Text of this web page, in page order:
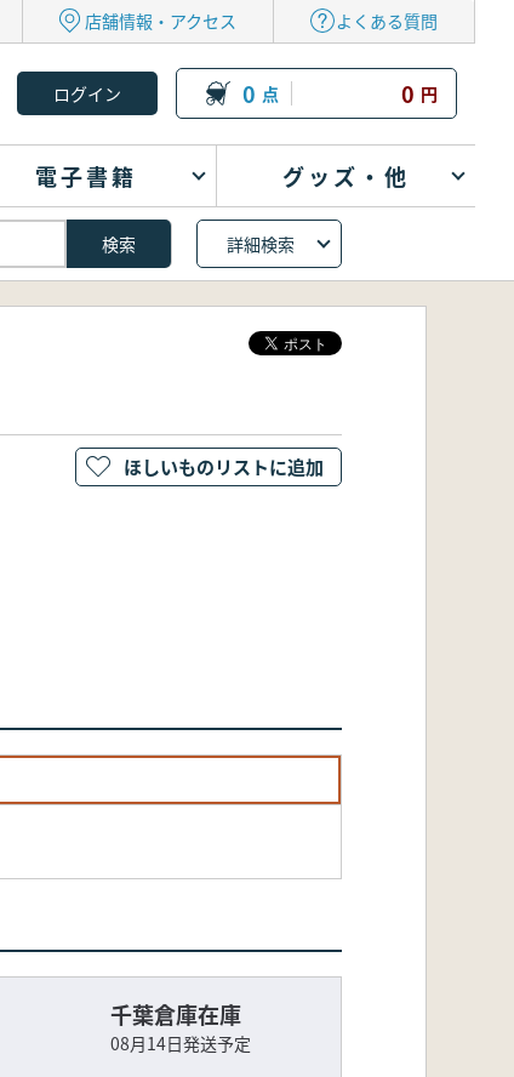
店舗情報・アクセス よくある質問
0 点 0 円
電子書籍 グッズ・他
詳細検索
千葉倉庫在庫
08月14日発送予定
ほしいものリストに追加